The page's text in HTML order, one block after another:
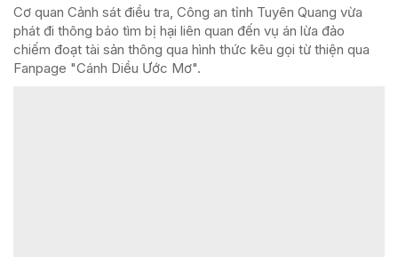
Cơ quan Cảnh sát điều tra, Công an tỉnh Tuyên Quang vừa
phát đi thông báo tìm bị hại liên quan đến vụ án lừa đảo
chiếm đoạt tài sản thông qua hình thức kêu gọi từ thiện qua
Fanpage "Cánh Diều Ước Mơ".